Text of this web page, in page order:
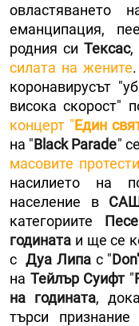
овластяването
еманципация,
родния сиТексас,
силата на жените
коронавирусът
висока скорост"
концерт "Един
на "Black Parade"
масовите
насилието на
население в
категориите
годината и ще се
сДуа Липа с "
на Тейлър Суифт "
на годината,
търси признание